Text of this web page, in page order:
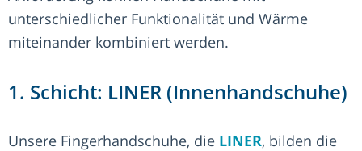
unterschiedlicher Funktionalität und Wärme
miteinander kombiniert werden.
1. Schicht: LINER (Innenhandschuhe)
Unsere Fingerhandschuhe, die LINER, bilden die